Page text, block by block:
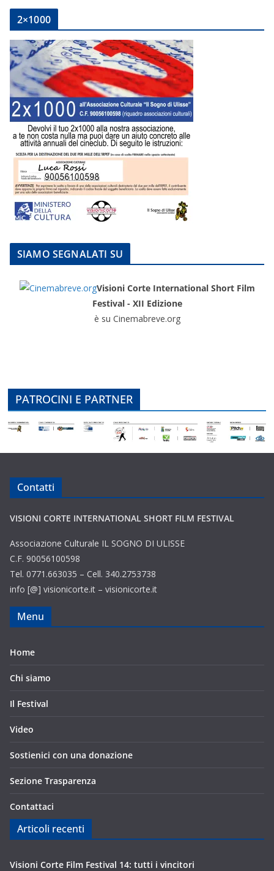
2×1000
SIAMO SEGNALATI SU
Visioni Corte International Short Film
Festival - XII Edizione
è su Cinemabreve.org
PATROCINI E PARTNER
Contatti
VISIONI CORTE INTERNATIONAL SHORT FILM FESTIVAL
Associazione Culturale IL SOGNO DI ULISSE
C.F. 90056100598
Tel. 0771.663035 – Cell. 340.2753738
info [@] visionicorte.it – visionicorte.it
Menu
Home
Chi siamo
Il Festival
Video
Sostienici con una donazione
Sezione Trasparenza
Contattaci
Articoli recenti
Visioni Corte Film Festival 14: tutti i vincitori